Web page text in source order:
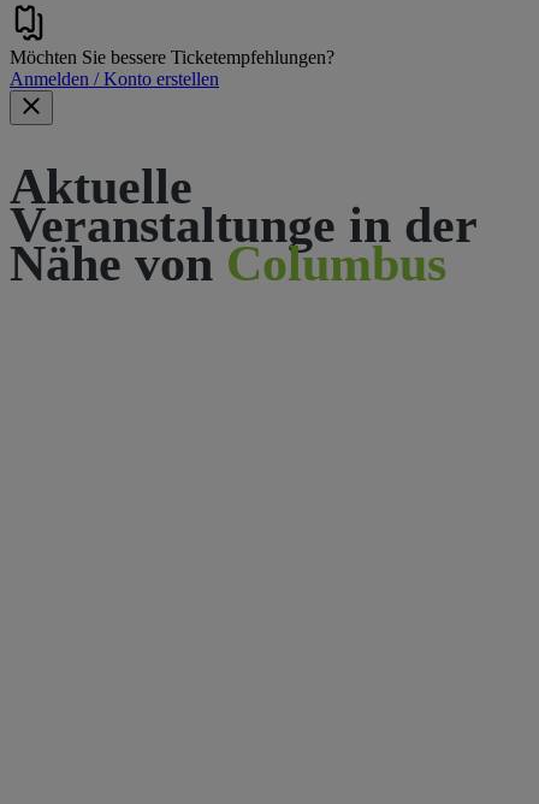
Möchten Sie bessere Ticketempfehlungen?
Anmelden / Konto erstellen
Aktuelle
Veranstaltunge in der
Nähe von Columbus